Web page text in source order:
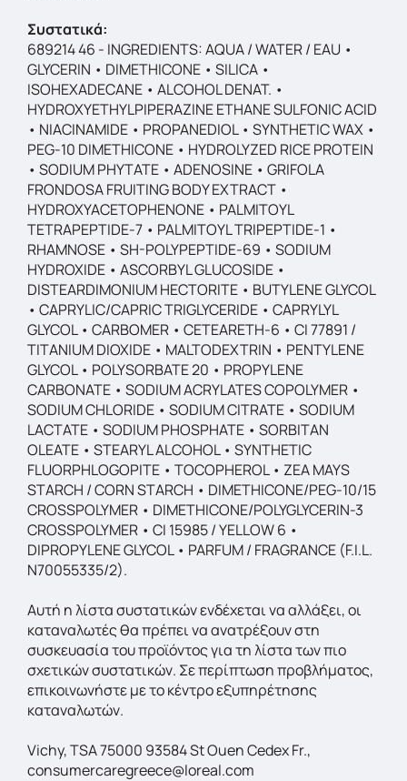
Συστατικά:
689214 46 - INGREDIENTS: AQUA / WATER / EAU •
GLYCERIN • DIMETHICONE • SILICA •
ISOHEXADECANE • ALCOHOL DENAT. •
HYDROXYETHYLPIPERAZINE ETHANE SULFONIC ACID
• NIACINAMIDE • PROPANEDIOL • SYNTHETIC WAX •
PEG-10 DIMETHICONE • HYDROLYZED RICE PROTEIN
• SODIUM PHYTATE • ADENOSINE • GRIFOLA
FRONDOSA FRUITING BODY EXTRACT •
HYDROXYACETOPHENONE • PALMITOYL
TETRAPEPTIDE-7 • PALMITOYL TRIPEPTIDE-1 •
RHAMNOSE • SH-POLYPEPTIDE-69 • SODIUM
HYDROXIDE • ASCORBYL GLUCOSIDE •
DISTEARDIMONIUM HECTORITE • BUTYLENE GLYCOL
• CAPRYLIC/CAPRIC TRIGLYCERIDE • CAPRYLYL
GLYCOL • CARBOMER • CETEARETH-6 • CI 77891 /
TITANIUM DIOXIDE • MALTODEXTRIN • PENTYLENE
GLYCOL • POLYSORBATE 20 • PROPYLENE
CARBONATE • SODIUM ACRYLATES COPOLYMER •
SODIUM CHLORIDE • SODIUM CITRATE • SODIUM
LACTATE • SODIUM PHOSPHATE • SORBITAN
OLEATE • STEARYL ALCOHOL • SYNTHETIC
FLUORPHLOGOPITE • TOCOPHEROL • ZEA MAYS
STARCH / CORN STARCH • DIMETHICONE/PEG-10/15
CROSSPOLYMER • DIMETHICONE/POLYGLYCERIN-3
CROSSPOLYMER • CI 15985 / YELLOW 6 •
DIPROPYLENE GLYCOL • PARFUM / FRAGRANCE (F.I.L.
N70055335/2).
Αυτή η λίστα συστατικών ενδέχεται να αλλάξει, οι
καταναλωτές θα πρέπει να ανατρέξουν στη
συσκευασία του προϊόντος για τη λίστα των πιο
σχετικών συστατικών. Σε περίπτωση προβλήματος,
επικοινωνήστε με το κέντρο εξυπηρέτησης
καταναλωτών.
Vichy, TSA 75000 93584 St Ouen Cedex Fr.,
consumercaregreece@loreal.com